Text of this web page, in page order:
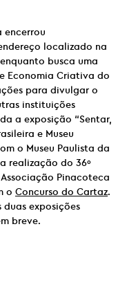
encerrou
localizado na
busca uma
Economia Criativa do
para divulgar o
instituições
a exposição “Sentar,
e Museu
o Museu Paulista da
realização do 36º
Pinacoteca
o Concurso do Cartaz.
duas exposições
breve.